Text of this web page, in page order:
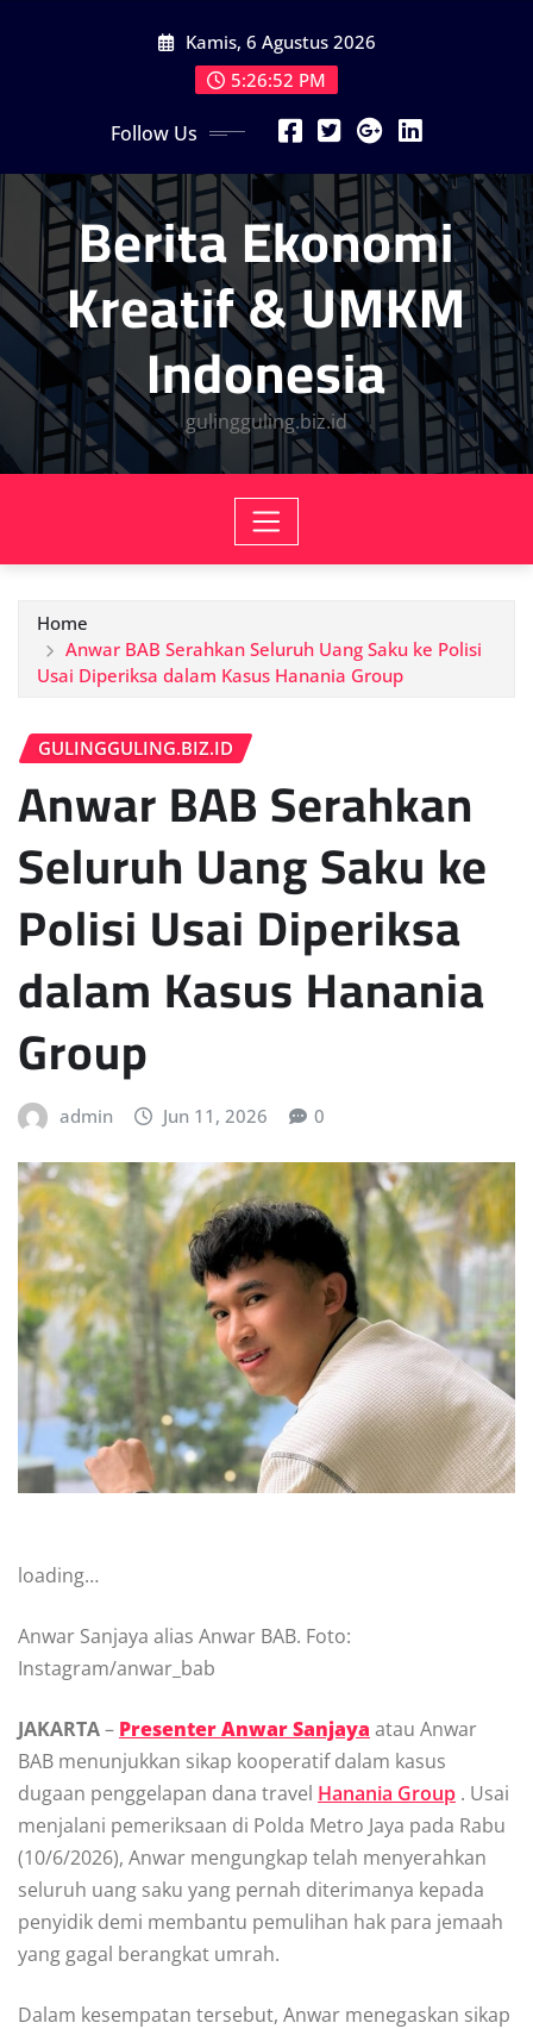
Kamis, 6 Agustus 2026
5:26:54 PM
Follow Us
Berita Ekonomi
Kreatif & UMKM
Indonesia
gulingguling.biz.id
Home
Anwar BAB Serahkan Seluruh Uang Saku ke Polisi
Usai Diperiksa dalam Kasus Hanania Group
GULINGGULING.BIZ.ID
Anwar BAB Serahkan
Seluruh Uang Saku ke
Polisi Usai Diperiksa
dalam Kasus Hanania
Group
admin Jun 11, 2026 0
loading…
Anwar Sanjaya alias Anwar BAB. Foto:
Instagram/anwar_bab
JAKARTA– Presenter Anwar Sanjaya atau Anwar
BAB menunjukkan sikap kooperatif dalam kasus
dugaan penggelapan dana travel Hanania Group . Usai
menjalani pemeriksaan di Polda Metro Jaya pada Rabu
(10/6/2026), Anwar mengungkap telah menyerahkan
seluruh uang saku yang pernah diterimanya kepada
penyidik demi membantu pemulihan hak para jemaah
yang gagal berangkat umrah.
Dalam kesempatan tersebut, Anwar menegaskan sikap